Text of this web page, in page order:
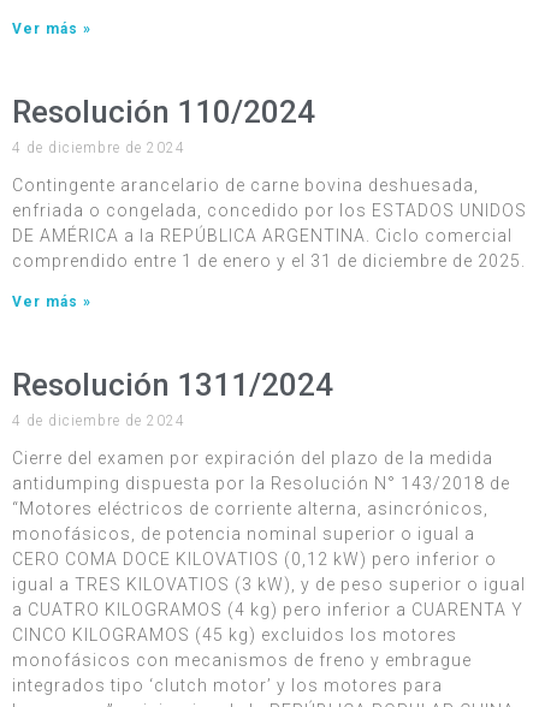
Ver más »
Resolución 110/2024
4 de diciembre de 2024
Contingente arancelario de carne bovina deshuesada,
enfriada o congelada, concedido por los ESTADOS UNIDOS
DE AMÉRICA a la REPÚBLICA ARGENTINA. Ciclo comercial
comprendido entre 1 de enero y el 31 de diciembre de 2025.
Ver más »
Resolución 1311/2024
4 de diciembre de 2024
Cierre del examen por expiración del plazo de la medida
antidumping dispuesta por la Resolución N° 143/2018 de
“Motores eléctricos de corriente alterna, asincrónicos,
monofásicos, de potencia nominal superior o igual a
CERO COMA DOCE KILOVATIOS (0,12 kW) pero inferior o
igual a TRES KILOVATIOS (3 kW), y de peso superior o igual
a CUATRO KILOGRAMOS (4 kg) pero inferior a CUARENTA Y
CINCO KILOGRAMOS (45 kg) excluidos los motores
monofásicos con mecanismos de freno y embrague
integrados tipo ‘clutch motor’ y los motores para